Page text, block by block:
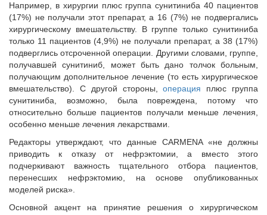
Например, в хирургии плюс группа сунитиниба 40 пациентов
(17%) не получали этот препарат, а 16 (7%) не подвергались
хирургическому вмешательству. В группе только сунитиниба
только 11 пациентов (4,9%) не получали препарат, а 38 (17%)
подверглись отсроченной операции. Другими словами, группе,
получавшей сунитиниб, может быть дано толчок больным,
получающим дополнительное лечение (то есть хирургическое
вмешательство). С другой стороны,операция плюс группа
сунитиниба, возможно, была повреждена, потому что
относительно больше пациентов получали меньше лечения,
особенно меньше лечения лекарствами.
Редакторы утверждают, что данные CARMENA «не должны
приводить к отказу от нефрэктомии, а вместо этого
подчеркивают важность тщательного отбора пациентов,
перенесших нефрэктомию, на основе опубликованных
моделей риска».
Основной акцент на принятие решения о хирургическом